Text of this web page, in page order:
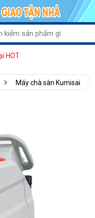
HOT
Máy chà sàn Kumisai